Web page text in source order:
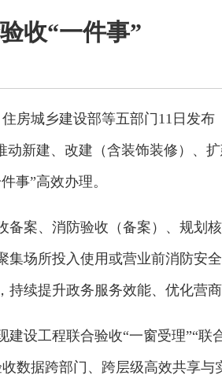
收“一件事”
房城乡建设部等五部门11日发布
新建、改建（含装饰装修）、扩
事”高效办理。
备案、消防验收（备案）、规划
集场所投入使用或营业前消防安
续提升政务服务效能、优化营商
设工程联合验收“一窗受理”“联
数据跨部门、跨层级高效共享与